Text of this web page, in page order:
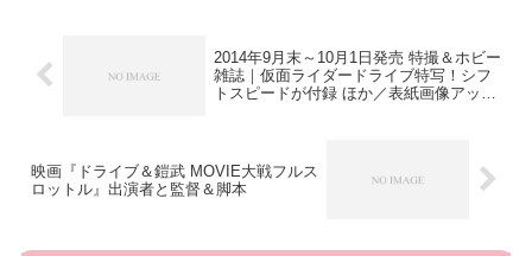
2014年9月末～10月1日発売 特撮＆ホビー
雑誌｜仮面ライダードライブ特写！シフ
トスピードが付録 ほか／表紙画像アッ
映画『ドライブ＆鎧武 MOVIE大戦フルス
ロットル』出演者と監督＆脚本